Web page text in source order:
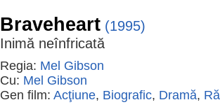
Braveheart (1995)
Inimă neînfricată
Regia: Mel Gibson
Cu: Mel Gibson
Gen film: Acţiune, Biografic, Dramă,